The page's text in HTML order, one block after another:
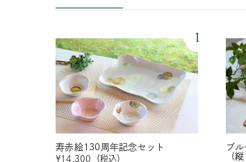
1
寿赤絵130周年記念セット
¥14,300 （税込）
ブ
（